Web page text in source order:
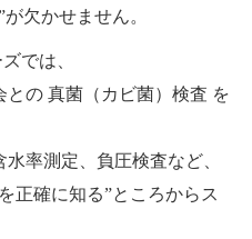
欠かせません。
では、
の 真菌（カビ菌）検査 を
率測定、負圧検査など、
正確に知る”ところからス